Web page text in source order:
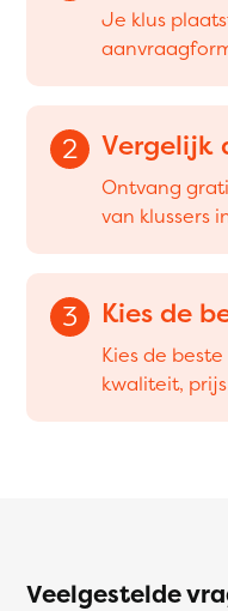
Je klus
2 Vergelijk
Ontvang
van klussers
3 Kies de
Kies de
kwaliteit,
Veelgestelde